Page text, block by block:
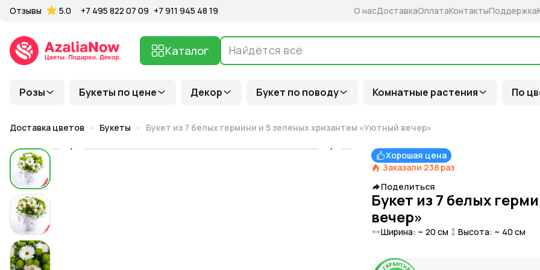
Розы Букеты по цене Декор Букет по поводу Комнатные растения По
Каталог
Отзывы 5.0 +7 495 822 07 09 +7 911 945 48 19 О насДоставкаОплатаКонтактыПоддержка
Доставка цветов Букеты Букет из 7 белых гермини и 5 зеленых хризантем «Уютный вечер»
Хорошая цена
Заказали 238 раз
Поделиться
Букет из 7 белых
вечер»
Ширина: ~ 20 см Высота: ~ 40 см